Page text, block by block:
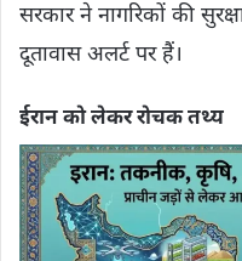
सरकार ने नागरिकों की
दूतावास अलर्ट पर हैं।
ईरान को लेकर रोचक तथ्‍य